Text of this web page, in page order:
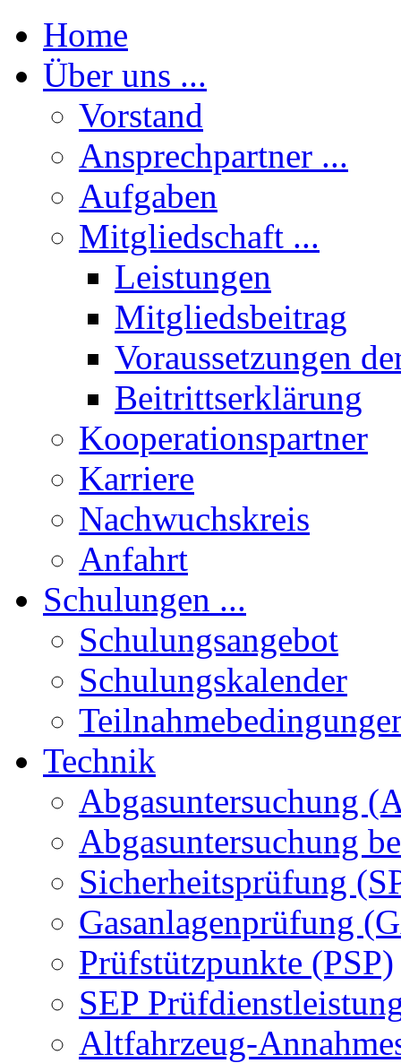
Home
Über uns ...
Vorstand
Ansprechpartner ...
Aufgaben
Mitgliedschaft ...
Leistungen
Mitgliedsbeitrag
Voraussetzungen
Beitrittserklärung
Kooperationspartner
Karriere
Nachwuchskreis
Anfahrt
Schulungen ...
Schulungsangebot
Schulungskalender
Technik
Abgasuntersuchung
Abgasuntersuchung
Sicherheitsprüfung
Gasanlagenprüfung
Prüfstützpunkte (PSP)
SEP
Altfahrzeug-